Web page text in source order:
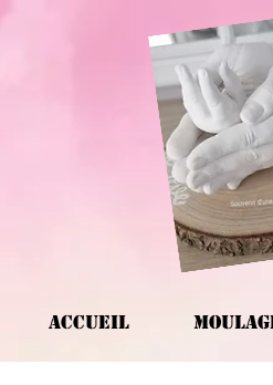
Accueil